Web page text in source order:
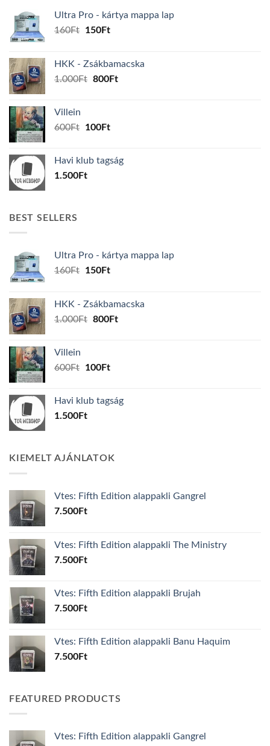
Ultra Pro - kártya mappa lap
160Ft
Original
160Ft.
150FtCurrent
150Ft.
HKK - Zsákbamacska
1.000Ft Original
800FtCurrent
Villein
600Ft
Original
600Ft.
100FtCurrent
100Ft.
Havi klub tagság
1.500Ft
BEST SELLERS
Ultra Pro - kártya mappa lap
160Ft
Original
160Ft.
150FtCurrent
150Ft.
HKK - Zsákbamacska
1.000Ft Original
800FtCurrent
Villein
600Ft
Original
600Ft.
100FtCurrent
100Ft.
Havi klub tagság
1.500Ft
KIEMELT AJÁNLATOK
Vtes: Fifth Edition alappakli Gangrel
7.500Ft
Vtes: Fifth Edition alappakli The Ministry
7.500Ft
Vtes: Fifth Edition alappakli Brujah
7.500Ft
Vtes: Fifth Edition alappakli Banu Haquim
7.500Ft
FEATURED PRODUCTS
Vtes: Fifth Edition alappakli Gangrel